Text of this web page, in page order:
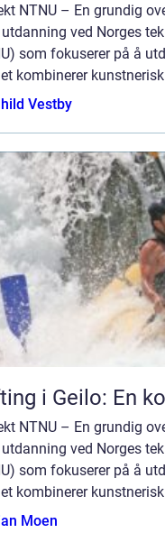
NTNU – En grundig
utdanning ved Norges
som fokuserer på å
kombinerer kunstnerisk
Vestby
i Geilo: En
NTNU – En grundig
utdanning ved Norges
som fokuserer på å
kombinerer kunstnerisk
Moen